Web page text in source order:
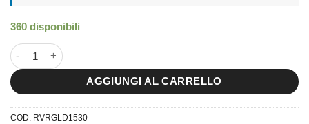
360 disponibili
15x30 River Gold quantità
AGGIUNGI AL CARRELLO
COD: RVRGLD1530